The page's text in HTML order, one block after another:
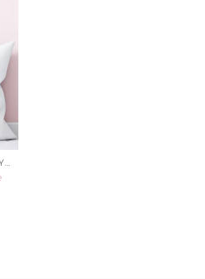
BABY SHOWER, NACIMIENTO Y BAUTIZO